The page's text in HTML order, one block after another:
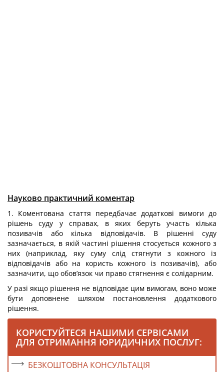
Науково практичний коментар
1. Коментована стаття передбачає додаткові вимоги до
рішень суду у справах, в яких беруть участь кілька
позивачів або кілька відповідачів. В рішенні суду
зазначається, в якій частині рішення стосується кожного з
них (наприклад, яку суму слід стягнути з кожного із
відповідачів або на користь кожного із позивачів), або
зазначити, що обов’язок чи право стягнення є солідарним.
У разі якщо рішення не відповідає цим вимогам, воно може
бути доповнене шляхом постановлення додаткового
рішення.
КОРИСТУЙТЕСЯ НАШИМИ СЕРВІСАМИ
ДЛЯ ОТРИМАННЯ ЮРИДИЧНИХ ПОСЛУГ:
БЕЗКОШТОВНА КОНСУЛЬТАЦІЯ